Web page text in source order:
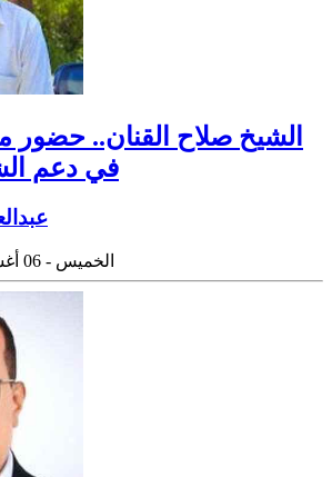
الشيخ صلاح القنان..
في دعم
الخميس - 06 أغسطس 2026 - 01:34 م